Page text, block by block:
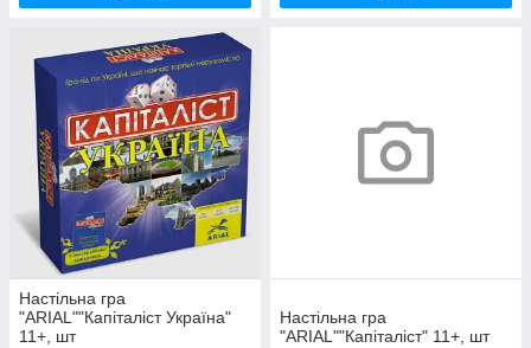
Настільна гра
"ARIAL""Капіталіст Україна"
11+, шт
Настільна гра
"ARIAL""Капіталіст" 11+, шт